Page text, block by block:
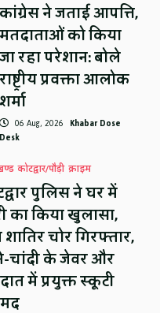
कांग्रेस ने जताई आपत्ति,
मतदाताओं को किया
जा रहा परेशान: बोले
राष्ट्रीय प्रवक्ता आलोक
शर्मा
06 Aug, 2026 Khabar Dose
Desk
कोटद्वार/पौड़ी क्राइम
पुलिस ने घर में
का किया खुलासा,
शातिर चोर गिरफ्तार,
चांदी के जेवर और
में प्रयुक्त स्कूटी